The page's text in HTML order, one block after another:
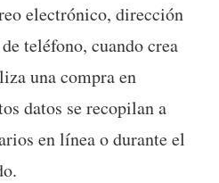
electrónico, dirección
teléfono, cuando crea
una compra en
datos se recopilan a
en línea o durante el